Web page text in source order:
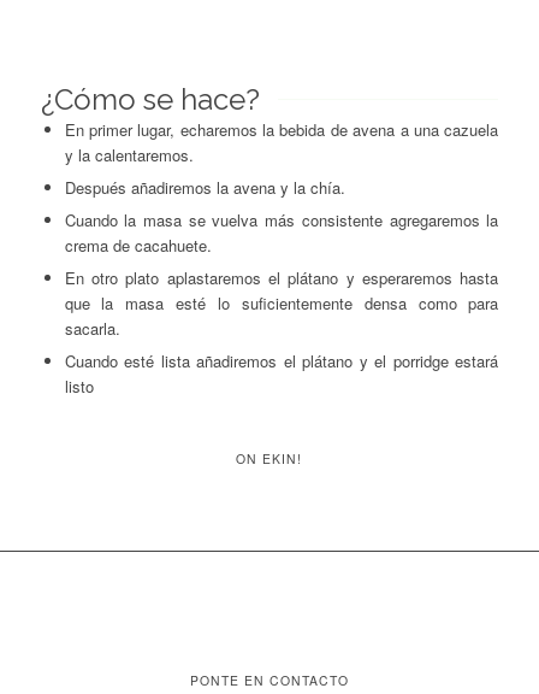
¿Cómo se hace?
En primer lugar, echaremos la bebida de avena a una cazuela
y la calentaremos.
Después añadiremos la avena y la chía.
Cuando la masa se vuelva más consistente agregaremos la
crema de cacahuete.
En otro plato aplastaremos el plátano y esperaremos hasta
que la masa esté lo suficientemente densa como para
sacarla.
Cuando esté lista añadiremos el plátano y el porridge estará
listo
ON EKIN!
PONTE EN CONTACTO